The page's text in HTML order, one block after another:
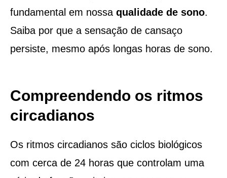
fundamental em nossa qualidade de sono.
Saiba por que a sensação de cansaço
persiste, mesmo após longas horas de sono.
Compreendendo os ritmos
circadianos
Os ritmos circadianos são ciclos biológicos
com cerca de 24 horas que controlam uma